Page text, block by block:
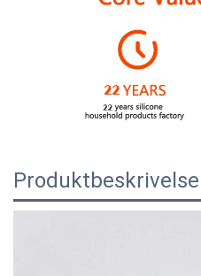
Produktbeskrivelse